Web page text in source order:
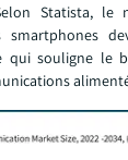
Statista, le
qui souligne le